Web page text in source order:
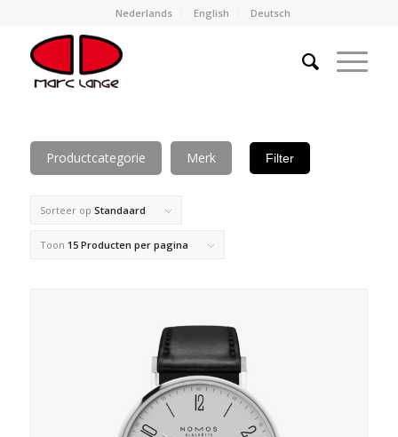
Nederlands English Deutsch
Productcategorie Merk Filter
Sorteer op Standaard
Toon 15 Producten per pagina